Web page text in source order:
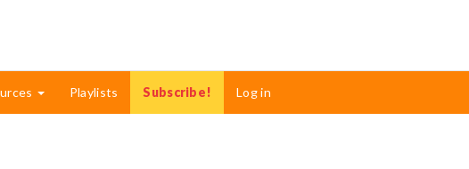
Playlists Subscribe! Log in